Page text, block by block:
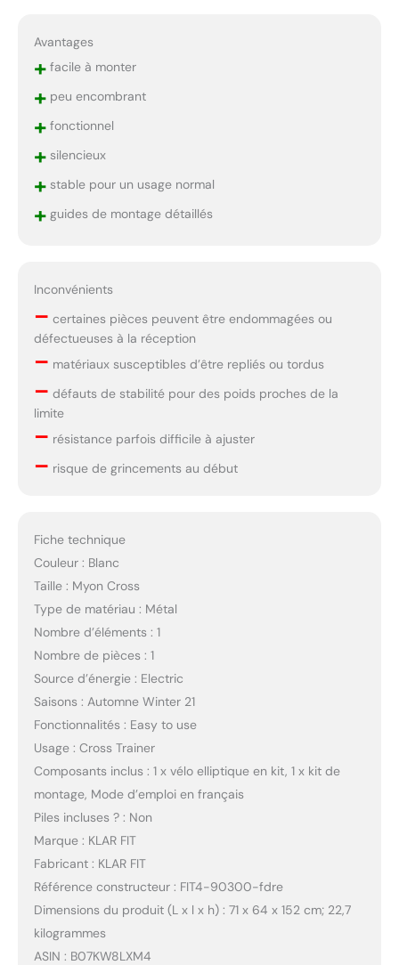
Avantages
+facile à monter
+peu encombrant
+fonctionnel
+silencieux
+stable pour un usage normal
+guides de montage détaillés
Inconvénients
– certaines pièces peuvent être endommagées ou
défectueuses à la réception
– matériaux susceptibles d’être repliés ou tordus
– défauts de stabilité pour des poids proches de la
limite
– résistance parfois difficile à ajuster
– risque de grincements au début
Fiche technique
Couleur : Blanc
Taille : Myon Cross
Type de matériau : Métal
Nombre d’éléments : 1
Nombre de pièces : 1
Source d’énergie : Electric
Saisons : Automne Winter 21
Fonctionnalités : Easy to use
Usage : Cross Trainer
Composants inclus : 1 x vélo elliptique en kit, 1 x kit de
montage, Mode d’emploi en français
Piles incluses ? : Non
Marque : KLAR FIT
Fabricant : KLAR FIT
Référence constructeur : FIT4-90300-fdre
Dimensions du produit (L x l x h) : 71 x 64 x 152 cm; 22,7
kilogrammes
ASIN : B07KW8LXM4